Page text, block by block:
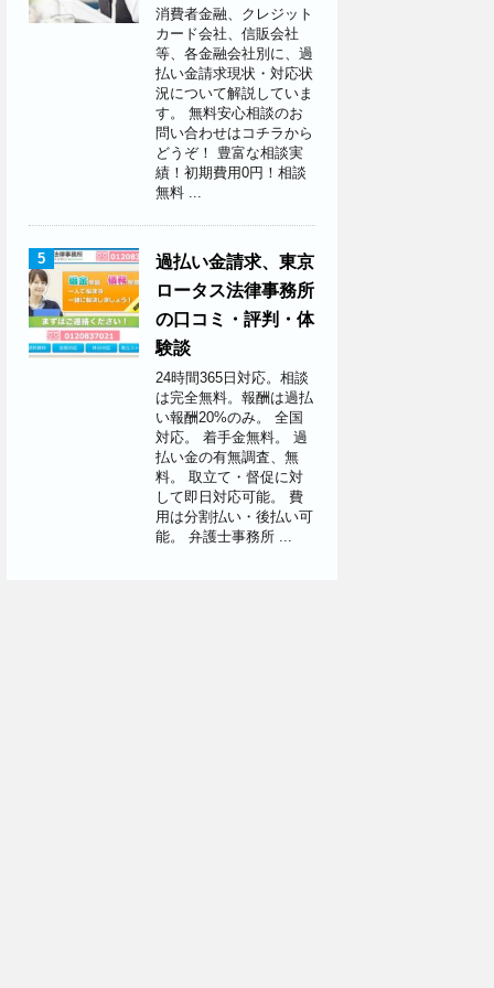
消費者金融、クレジット
カード会社、信販会社
等、各金融会社別に、過
払い金請求現状・対応状
況について解説していま
す。 無料安心相談のお
問い合わせはコチラから
どうぞ！ 豊富な相談実
績！初期費用0円！相談
無料 ...
5
過払い金請求、東京
ロータス法律事務所
の口コミ・評判・体
験談
24時間365日対応。相談
は完全無料。報酬は過払
い報酬20%のみ。 全国
対応。 着手金無料。 過
払い金の有無調査、無
料。 取立て・督促に対
して即日対応可能。 費
用は分割払い・後払い可
能。 弁護士事務所 ...